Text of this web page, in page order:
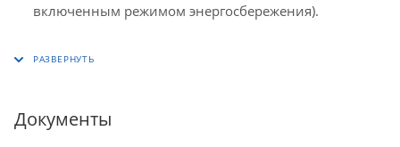
включенным режимом энергосбережения).
Документы